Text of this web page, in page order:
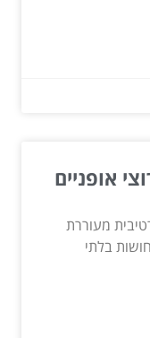
אופניים
מעוררת
בלתי